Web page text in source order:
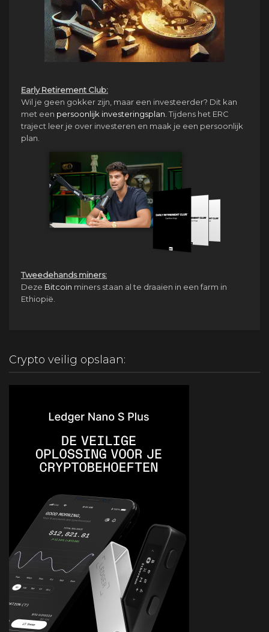
Early Retirement Club:
Wil je geen gokker zijn, maar een investeerder? Dit kan
met een persoonlijk investeringsplan. Tijdens het ERC
traject leer je over investeren en maak je een persoonlijk
plan.
Tweedehands miners:
Deze Bitcoin miners staan al te draaien in een farm in
Ethiopië.
Crypto veilig opslaan: